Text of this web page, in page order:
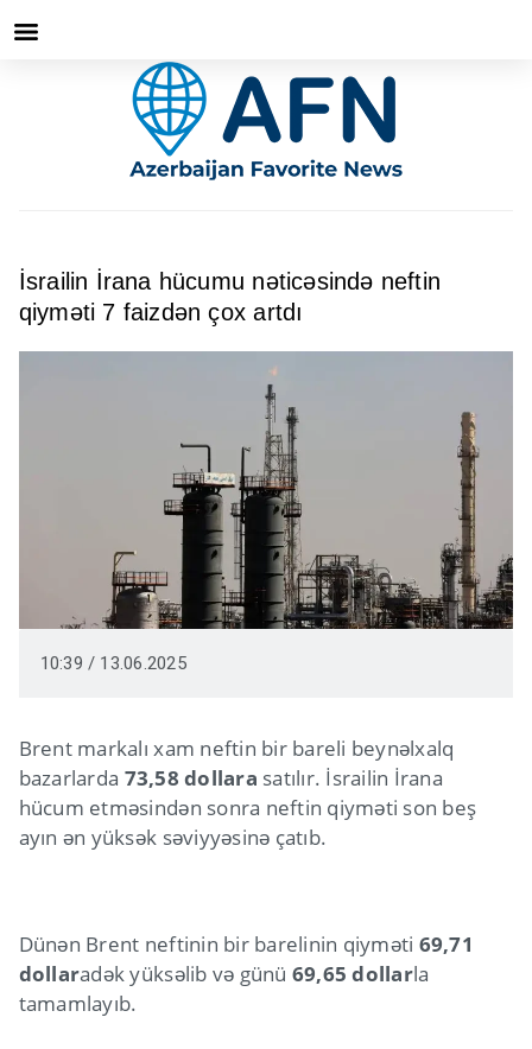
İsrailin İrana hücumu nəticəsində neftin
qiyməti 7 faizdən çox artdı
10:39 / 13.06.2025
Brent markalı xam neftin bir bareli beynəlxalq
bazarlarda 73,58 dollara satılır. İsrailin İrana
hücum etməsindən sonra neftin qiyməti son beş
ayın ən yüksək səviyyəsinə çatıb.
Dünən Brent neftinin bir barelinin qiyməti 69,71
dollaradək yüksəlib və günü 69,65 dollarla
tamamlayıb.